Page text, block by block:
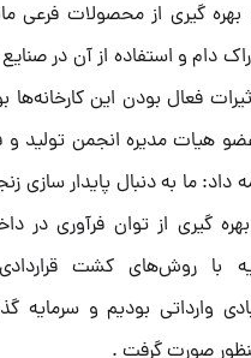
گیری از محصولات فرعی
دام و استفاده از آن در
فعال بودن این کارخانه‌ها
هیات مدیره انجمن تولید و
داد: ما به دنبال پایدار سازی
گیری از توان فرآوری در‌
با روش‌های کشت
وارداتی بودیم و سرمایه
صورت گرفت .